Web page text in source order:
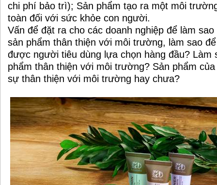
chi phí bảo trì); Sản phẩm tạo ra một môi
toàn đối với sức khỏe con người.
Vấn để đặt ra cho các doanh nghiệp để làm
sản phẩm thân thiện với môi trường, làm sao
được người tiêu dùng lựa chọn hàng đầu? Làm
phẩm thân thiện với môi trường? Sản phẩm
sự thân thiện với môi trường hay chưa?